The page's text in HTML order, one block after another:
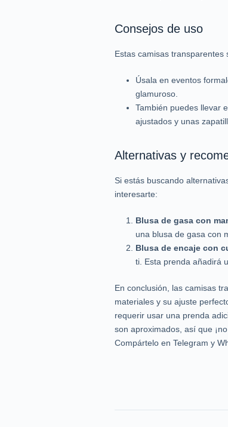
Consejos de uso
Estas camisas
Úsala en eventos
glamuroso.
También puedes llevar
ajustados y unas
Alternativas y
Si estás buscando
interesarte:
Blusa de gasa con
una blusa de gasa con
Blusa de encaje con
ti. Esta prenda añadirá
En conclusión, las camisas
materiales y su ajuste
requerir usar una prenda
son aproximados, así que
Compártelo en Telegram y